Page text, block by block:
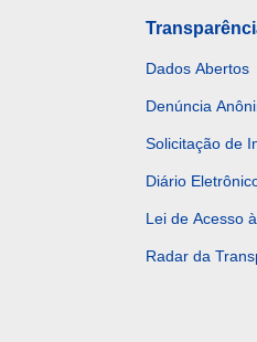
Dados Abertos
Denúncia
Solicitação de
Diário
Lei de Acesso
Radar da